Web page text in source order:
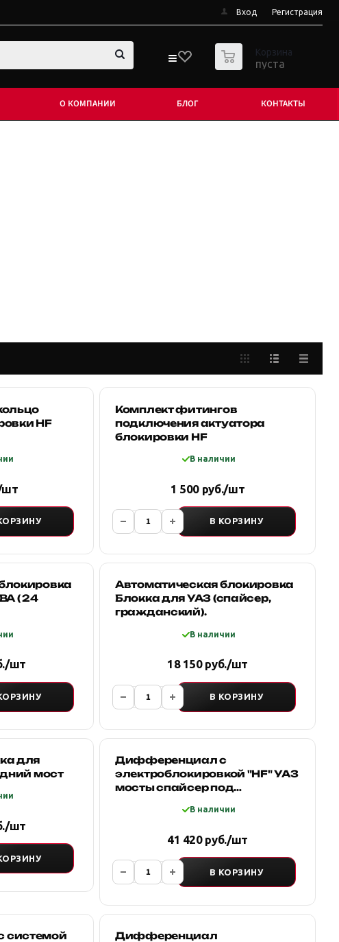
Вход Регистрация
0 Корзина
пуста
О КОМПАНИИ БЛОГ КОНТАКТЫ
HF
шт
Комплект фитингов
подключения актуатора
блокировки HF
В наличии
1 500 руб./шт
В КОРЗИНУ
( 24
шт
Автоматическая блокировка
Блокка для УАЗ (спайсер,
гражданский).
В наличии
18 150 руб./шт
В КОРЗИНУ
для
мост
шт
Дифференциал с
электроблокировкой "HF" УАЗ
мосты спайсер под
В наличии
41 420 руб./шт
В КОРЗИНУ
системой
Дифференциал